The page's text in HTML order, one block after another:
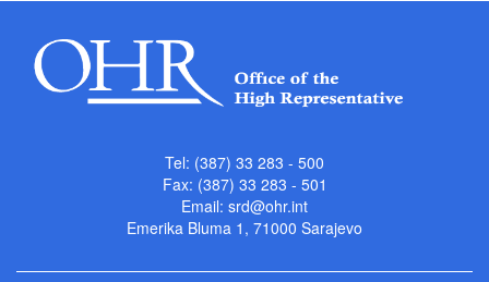
Tel: (387) 33 283 - 500
Fax: (387) 33 283 - 501
Email: srd@ohr.int
Emerika Bluma 1, 71000 Sarajevo